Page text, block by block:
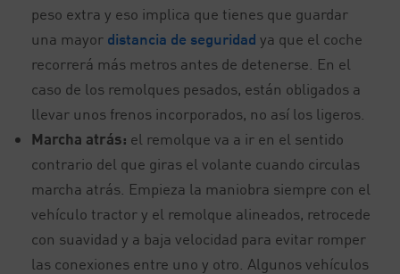
peso extra y eso implica que tienes que guardar
una mayor distancia de seguridad ya que el coche
recorrerá más metros antes de detenerse. En el
caso de los remolques pesados, están obligados a
llevar unos frenos incorporados, no así los ligeros.
Marcha atrás: el remolque va a ir en el sentido
contrario del que giras el volante cuando circulas
marcha atrás. Empieza la maniobra siempre con el
vehículo tractor y el remolque alineados, retrocede
con suavidad y a baja velocidad para evitar romper
las conexiones entre uno y otro. Algunos vehículos